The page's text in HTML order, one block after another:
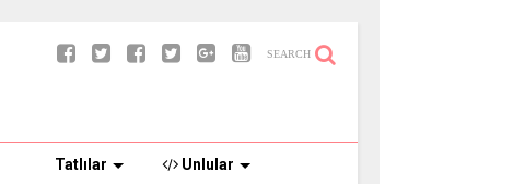
SEARCH
Tatlılar Unlular